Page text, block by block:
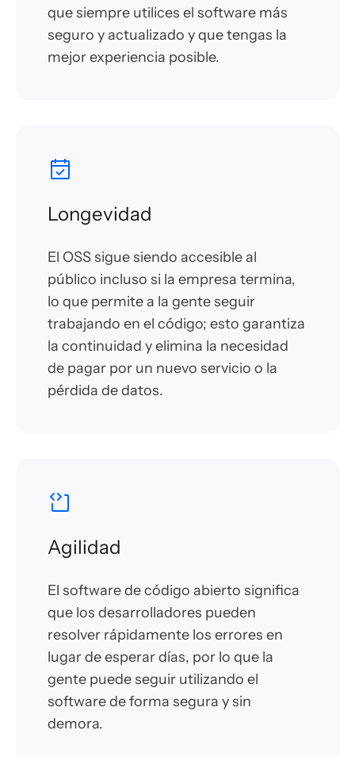
que siempre utilices el software más
seguro y actualizado y que tengas la
mejor experiencia posible.
Longevidad
El OSS sigue siendo accesible al
público incluso si la empresa termina,
lo que permite a la gente seguir
trabajando en el código; esto garantiza
la continuidad y elimina la necesidad
de pagar por un nuevo servicio o la
pérdida de datos.
Agilidad
El software de código abierto significa
que los desarrolladores pueden
resolver rápidamente los errores en
lugar de esperar días, por lo que la
gente puede seguir utilizando el
software de forma segura y sin
demora.